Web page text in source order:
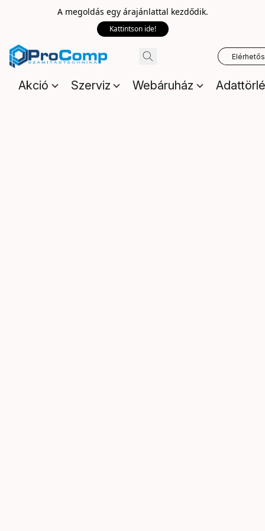
A megoldás egy árajánlattal kezdődik.
Kattintson ide!
Akció Szerviz Webáruház